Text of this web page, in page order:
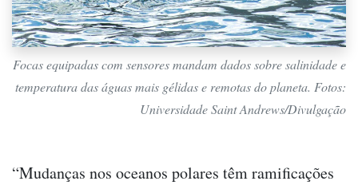
Focas equipadas com sensores mandam dados sobre salinidade e
temperatura das águas mais gélidas e remotas do planeta. Fotos:
Universidade Saint Andrews/Divulgação
“Mudanças nos oceanos polares têm ramificações